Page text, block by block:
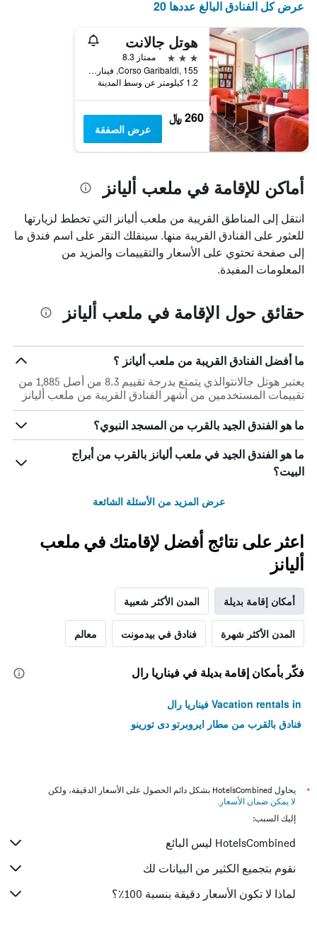
عرض كل الفنادق البالغ عددها 20
هوتل جالانت
3 نجوم
ممتاز 8.3
Corso Garibaldi, 155, فيناريا رال, مقاطعة تورينو, إيطاليا
1.2 كيلومتر عن وسط المدينة
260 ﷼
عرض الصفقة
أماكن للإقامة في ملعب أليانز
انتقل إلى المناطق القريبة من ملعب أليانز التي تخطط لزيارتها
للعثور على الفنادق القريبة منها. سينقلك النقر على اسم فندق ما
إلى صفحة تحتوي على الأسعار والتقييمات والمزيد من
المعلومات المفيدة.
حقائق حول الإقامة في ملعب أليانز
ما أفضل الفنادق القريبة من ملعب أليانز ؟
يعتبر هوتل جالانتوالذي يتمتع بدرجة تقييم 8.3 من أصل 1,885 من
تقييمات المستخدمين من أشهر الفنادق القريبة من ملعب أليانز
ما هو الفندق الجيد بالقرب من المسجد النبوي؟
ما هو الفندق الجيد في ملعب أليانز بالقرب من أبراج
البيت؟
عرض المزيد من الأسئلة الشائعة
اعثر على نتائج أفضل لإقامتك في ملعب
أليانز
أمكان إقامة بديلة المدن الأكثر شعبية
المدن الأكثر شهرة فنادق في بيدمونت معالم
فكّر بأمكان إقامة بديلة في فيناريا رال
Vacation rentals in فيناريا رال
فنادق بالقرب من مطار ايروبرتو دى تورينو
*
يحاول HotelsCombined بشكل دائم الحصول على الأسعار الدقيقة، ولكن
لا يمكن ضمان الأسعار .
إليك السبب:
HotelsCombined ليس البائع
نقوم بتجميع الكثير من البيانات لك
لماذا لا تكون الأسعار دقيقة بنسبة 100٪؟